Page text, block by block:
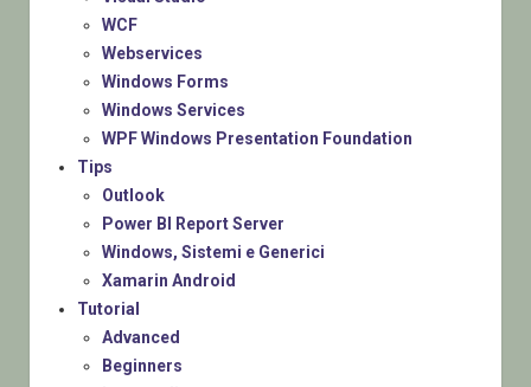
WCF
Webservices
Windows Forms
Windows Services
WPF Windows Presentation Foundation
Tips
Outlook
Power BI Report Server
Windows, Sistemi e Generici
Xamarin Android
Tutorial
Advanced
Beginners